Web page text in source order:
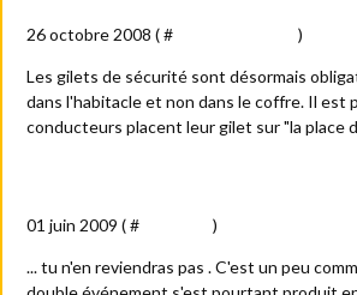
26 octobre 2008 ( # )
Les gilets de sécurité sont désormais
dans l'habitacle et non dans le coffre. Il
conducteurs placent leur gilet sur "la place
01 juin 2009 ( # )
... tu n'en reviendras pas . C'est un peu